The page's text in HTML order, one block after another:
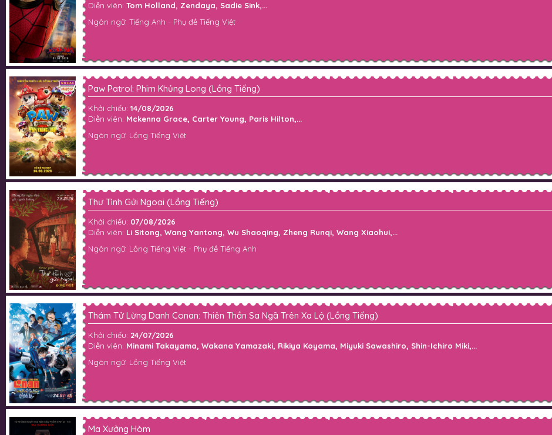
Diễn viên: Tom Holland, Zendaya, Sadie Sink,...
Ngôn ngữ: Tiếng Anh - Phụ đề Tiếng Việt
Paw Patrol: Phim Khủng Long (Lồng Tiếng)
Khởi chiếu: 14/08/2026
Diễn viên: Mckenna Grace, Carter Young, Paris Hilton,...
Ngôn ngữ: Lồng Tiếng Việt
Thư Tình Gửi Ngoại (Lồng Tiếng)
Khởi chiếu: 07/08/2026
Diễn viên: Li Sitong, Wang Yantong, Wu Shaoqing, Zheng Runqi, Wang Xiaohui,...
Ngôn ngữ: Lồng Tiếng Việt - Phụ đề Tiếng Anh
Thám Tử Lừng Danh Conan: Thiên Thần Sa Ngã Trên Xa Lộ (Lồng Tiếng)
Khởi chiếu: 24/07/2026
Diễn viên: Minami Takayama, Wakana Yamazaki, Rikiya Koyama, Miyuki Sawashiro, Shin-Ichiro Miki,...
Ngôn ngữ: Lồng Tiếng Việt
Ma Xưởng Hòm